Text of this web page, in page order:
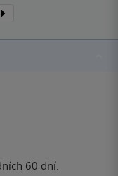
60 dní.